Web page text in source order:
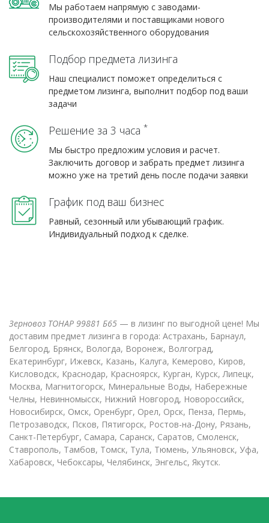
Мы работаем напрямую с заводами-
производителями и поставщиками нового
сельскохозяйственного оборудования
Подбор предмета лизинга
Наш специалист поможет определиться с
предметом лизинга, выполнит подбор под ваши
задачи
Решение за 3 часа *
Мы быстро предложим условия и расчет.
Заключить договор и забрать предмет лизинга
можно уже на третий день после подачи заявки
График под ваш бизнес
Равный, сезонный или убывающий график.
Индивидуальный подход к сделке.
Зерновоз ТОНАР 99881 Б65 — в лизинг по выгодной цене! Мы
доставим предмет лизинга в города: Астрахань, Барнаул,
Белгород, Брянск, Вологда, Воронеж, Волгоград,
Екатеринбург, Ижевск, Казань, Калуга, Кемерово, Киров,
Кисловодск, Краснодар, Красноярск, Курган, Курск, Липецк,
Москва, Магнитогорск, Минеральные Воды, Набережные
Челны, Невинномысск, Нижний Новгород, Новороссийск,
Новосибирск, Омск, Оренбург, Орел, Орск, Пенза, Пермь,
Петрозаводск, Псков, Пятигорск, Ростов-на-Дону, Рязань,
Санкт-Петербург, Самара, Саранск, Саратов, Смоленск,
Ставрополь, Тамбов, Томск, Тула, Тюмень, Ульяновск, Уфа,
Хабаровск, Чебоксары, Челябинск, Энгельс, Якутск.